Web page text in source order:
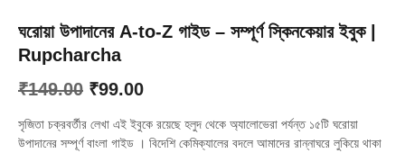
ঘরোয়া উপাদানের A-to-Z গাইড – সম্পূর্ণ স্কিনকেয়ার ইবুক |
Rupcharcha
₹149.00 Original
price
was:
₹99.00Current
is:
সৃজিতা চক্রবর্তীর লেখা এই ইবুকে রয়েছে হলুদ থেকে অ্যালোভেরা পর্যন্ত ১৫টি ঘরোয়া
উপাদানের সম্পূর্ণ বাংলা গাইড । বিদেশি কেমিক্যালের বদলে আমাদের রান্নাঘরে লুকিয়ে থাকা